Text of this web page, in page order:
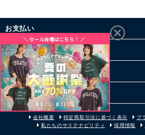
お支払い
配送・送料
お買い物について
その他
会社概要 特定商取引法に基づく表示
プ
私たちのサステナビリティ
採用情報